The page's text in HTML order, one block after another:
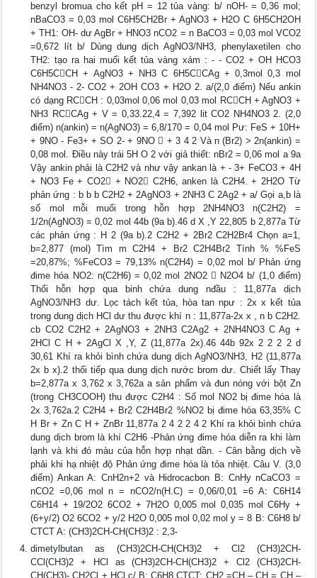
benzyl bromua cho kết pH = 12 tủa vàng: b/ nOH- = 0,36 mol;
nBaCO3 = 0,03 mol C6H5CH2Br + AgNO3 + H2O C 6H5CH2OH
+ TH1: OH- dư AgBr + HNO3 nCO2 = n BaCO3 = 0,03 mol VCO2
=0,672 lít b/ Dùng dung dịch AgNO3/NH3, phenylaxetilen cho
TH2: tạo ra hai muối kết tủa vàng xám : - - CO2 + OH HCO3
C6H5CCH + AgNO3 + NH3 C 6H5CCAg + 0,3mol 0,3 mol
NH4NO3 - 2- CO2 + 2OH CO3 + H2O 2. a/(2,0 điểm) Nếu ankin
có dạng RCCH : 0,03mol 0,06 mol 0,03 mol RCCH + AgNO3 +
NH3 RCCAg + V = 0,33.22,4 = 7,392 lit CO2 NH4NO3 2. (2,0
điểm) n(ankin) = n(AgNO3) = 6,8/170 = 0,04 mol Pư: FeS + 10H+
+ 9NO - Fe3+ + SO 2- + 9NO  + 3 4 2 Và n (Br2) > 2n(ankin) =
0,08 mol. Điều này trái 5H O 2 với giả thiết: nBr2 = 0,06 mol a 9a
Vậy ankin phải là C2H2 và như vậy ankan là + - 3+ FeCO3 + 4H
+ NO3 Fe + CO2 + NO2 C2H6, anken là C2H4. + 2H2O Từ
phản ứng : b b b C2H2 + 2AgNO3 + 2NH3 C 2Ag2 + a/ Gọi a,b là
số mol mỗi muối trong hỗn hợp 2NH4NO3 n(C2H2) =
1/2n(AgNO3) = 0,02 mol 44b (9a b).46 d X ,Y 22,805 b 2,877a Từ
các phản ứng : H 2 (9a b).2 C2H2 + 2Br2 C2H2Br4 Chọn a=1,
b=2,877 (mol) Tìm m C2H4 + Br2 C2H4Br2 Tính % %FeS
=20,87%; %FeCO3 = 79,13% n(C2H4) = 0,02 mol b/ Phản ứng
đime hóa NO2: n(C2H6) = 0,02 mol 2NO2  N2O4 b/ (1,0 điểm)
Thổi hỗn hợp qua binh chứa dung nđầu : 11,877a dịch
AgNO3/NH3 dư. Lọc tách kết tủa, hòa tan npư : 2x x kết tủa
trong dung dịch HCl dư thu được khí n : 11,877a-2x x , n b C2H2.
cb CO2 C2H2 + 2AgNO3 + 2NH3 C2Ag2 + 2NH4NO3 C Ag +
2HCl C H + 2AgCl X ,Y, Z (11,877a 2x).46 44b 92x 2 2 2 2 d
30,61 Khí ra khỏi bình chứa dung dịch AgNO3/NH3, H2 (11,877a
2x b x).2 thổi tiếp qua dung dịch nước brom dư. Chiết lấy Thay
b=2,877a x 3,762 x 3,762a a sản phẩm và đun nóng với bột Zn
(trong CH3COOH) thu được C2H4 : Số mol NO2 bị đime hóa là
2x 3,762a.2 C2H4 + Br2 C2H4Br2 %NO2 bị đime hóa 63,35% C
H Br + Zn C H + ZnBr 11,877a 2 4 2 2 4 2 Khí ra khỏi bình chứa
dung dịch brom là khí C2H6 -Phản ứng đime hóa diễn ra khi làm
lạnh và khi đó màu của hỗn hợp nhạt dần. - Cân bằng dịch về
phải khi hạ nhiệt độ Phản ứng đime hóa là tỏa nhiệt. Câu V. (3,0
điểm) Ankan A: CnH2n+2 và Hidrocacbon B: CnHy nCaCO3 =
nCO2 =0,06 mol n = nCO2/n(H.C) = 0,06/0,01 =6 A: C6H14
C6H14 + 19/2O2 6CO2 + 7H2O 0,005 mol 0,035 mol C6Hy +
(6+y/2) O2 6CO2 + y/2 H2O 0,005 mol 0,02 mol y = 8 B: C6H8 b/
CTCT A: (CH3)2CH-CH(CH3)2 : 2,3-
dimetylbutan as (CH3)2CH-CH(CH3)2 + Cl2 (CH3)2CH-
CCl(CH3)2 + HCl as (CH3)2CH-CH(CH3)2 + Cl2 (CH3)2CH-
CH(CH3)- CH2Cl + HCl c/ B: C6H8 CTCT: CH2 =CH – CH = CH –